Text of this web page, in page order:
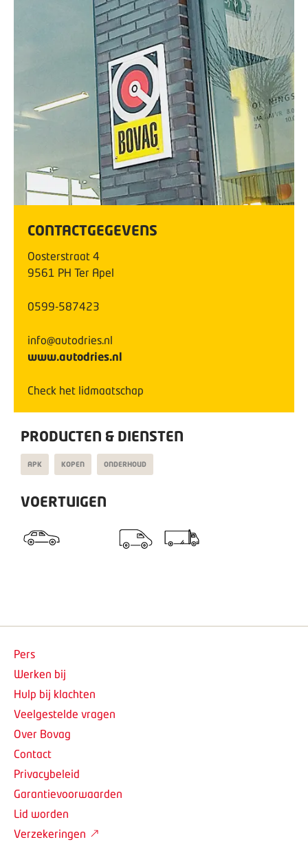
CONTACTGEGEVENS
Oosterstraat 4
9561 PH Ter Apel
0599-587423
info@autodries.nl
www.autodries.nl
Check het lidmaatschap
PRODUCTEN & DIENSTEN
APK KOPEN ONDERHOUD
VOERTUIGEN
Pers
Werken bij
Hulp bij klachten
Veelgestelde vragen
Over Bovag
Contact
Privacybeleid
Garantievoorwaarden
Lid worden
Verzekeringen